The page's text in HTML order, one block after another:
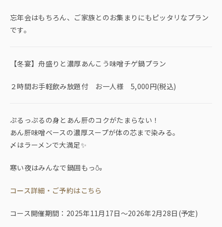
忘年会はもちろん、ご家族とのお集まりにもピッタリなプラン
です。
【冬宴】舟盛りと濃厚あんこう味噌チゲ鍋プラン
２時間お手軽飲み放題付 お一人様 5,000円(税込)
ぷるっぷるの身とあん肝のコクがたまらない！
あん肝味噌ベースの濃厚スープが体の芯まで染みる。
〆はラーメンで大満足✨
寒い夜はみんなで鍋囲もっ🍶
コース詳細・ご予約はこちら
コース開催期間：2025年11月17日〜2026年2月28日(予定)